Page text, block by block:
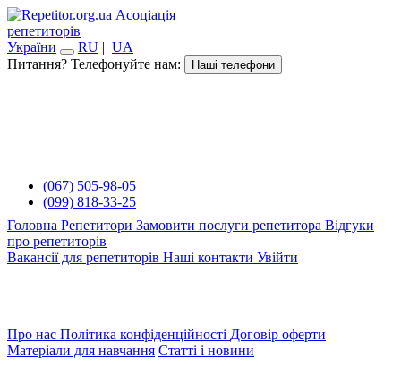
Асоціація
репетиторів
України
RU | UA
Питання? Телефонуйте нам:
Наші телефони
(067) 505-98-05
(099) 818-33-25
Головна Репетитори Замовити послуги репетитора Відгуки
про репетиторів
Вакансії для репетиторів Наші контакти Увійти
Про нас Політика конфіденційності Договір оферти
Матеріали для навчання Статті і новини